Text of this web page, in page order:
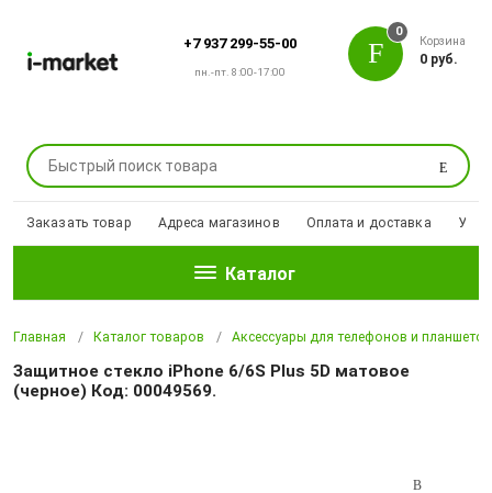
+7 937 299-55-00
пн.-пт. 8:00-17:00
Поиск
0
Корзина
0 руб.
Заказать товар Адреса магазинов Оплата и доставка
Каталог
Главная Каталог товаров Аксессуары для телефонов и планшетов
Защитное стекло iPhone 6/6S Plus 5D матовое
(черное) Код: 00049569.